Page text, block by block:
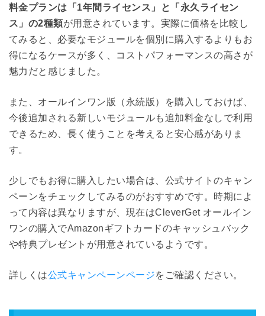
料金プランは「1年間ライセンス」と「永久ライセン
ス」の2種類が用意されています。実際に価格を比較し
てみると、必要なモジュールを個別に購入するよりもお
得になるケースが多く、コストパフォーマンスの高さが
魅力だと感じました。
また、オールインワン版（永続版）を購入しておけば、
今後追加される新しいモジュールも追加料金なしで利用
できるため、長く使うことを考えると安心感がありま
す。
少しでもお得に購入したい場合は、公式サイトのキャン
ペーンをチェックしてみるのがおすすめです。時期によ
って内容は異なりますが、現在はCleverGet オールイン
ワンの購入でAmazonギフトカードのキャッシュバック
や特典プレゼントが用意されているようです。
詳しくは公式キャンペーンページをご確認ください。